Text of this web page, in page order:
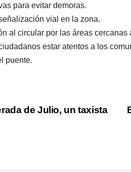
para evitar demoras.
vial en la zona.
al circular por las áreas cercanas
estar atentos a los
puente.
de Julio, un taxista